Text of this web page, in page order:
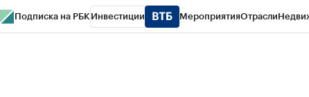
Подписка на РБК Инвестиции МероприятияОтрасли